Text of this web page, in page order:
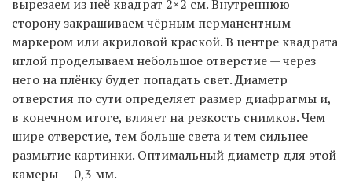
вырезаем из неë квадрат 2×2 см. Внутреннюю
сторону закрашиваем чёрным перманентным
маркером или акриловой краской. В центре квадрата
иглой проделываем небольшое отверстие — через
него на плёнку будет попадать свет. Диаметр
отверстия по сути определяет размер диафрагмы и,
в конечном итоге, влияет на резкость снимков. Чем
шире отверстие, тем больше света и тем сильнее
размытие картинки. Оптимальный диаметр для этой
камеры — 0,3 мм.